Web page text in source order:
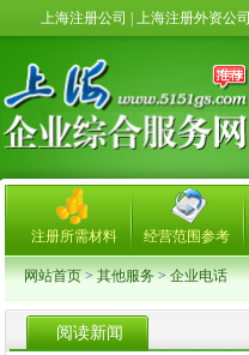
上海注册公司 | 上海注册外资
注册所需材料 经营范围参考
网站首页>其他服务>企业电话
阅读新闻